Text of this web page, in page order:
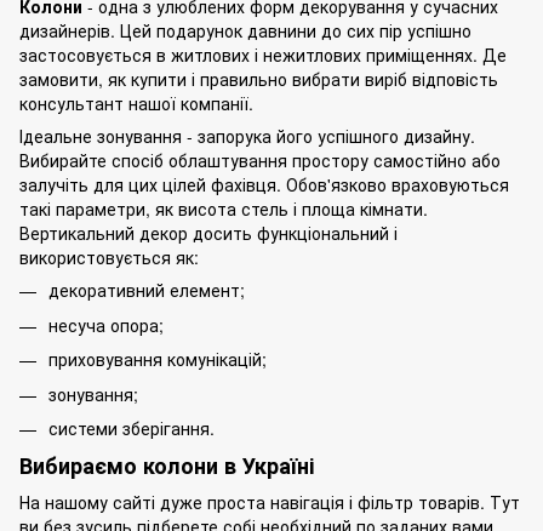
Колони - одна з улюблених форм декорування у сучасних
дизайнерів. Цей подарунок давнини до сих пір успішно
застосовується в житлових і нежитлових приміщеннях. Де
замовити, як купити і правильно вибрати виріб відповість
консультант нашої компанії.
Ідеальне зонування - запорука його успішного дизайну.
Вибирайте спосіб облаштування простору самостійно або
залучіть для цих цілей фахівця. Обов'язково враховуються
такі параметри, як висота стель і площа кімнати.
Вертикальний декор досить функціональний і
використовується як:
декоративний елемент;
несуча опора;
приховування комунікацій;
зонування;
системи зберігання.
Вибираємо колони в Україні
На нашому сайті дуже проста навігація і фільтр товарів. Тут
ви без зусиль підберете собі необхідний по заданих вами